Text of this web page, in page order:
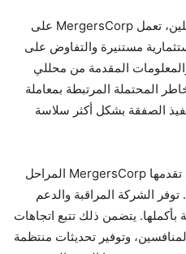
ومن خلال إجراء بحث وتحليل شاملين، تعمل MergersCorp على
مستنيرة والتفاوض على
المقدمة من محللي
المحتملة المرتبطة بمعاملة
الصفقة بشكل أكثر سلاسة
تتجاوز خدمة البحث والتحليل التي تقدمها MergersCorp المراحل
توفر الشركة المراقبة والدعم
يتضمن ذلك تتبع اتجاهات
وتوفير تحديثات منتظمة